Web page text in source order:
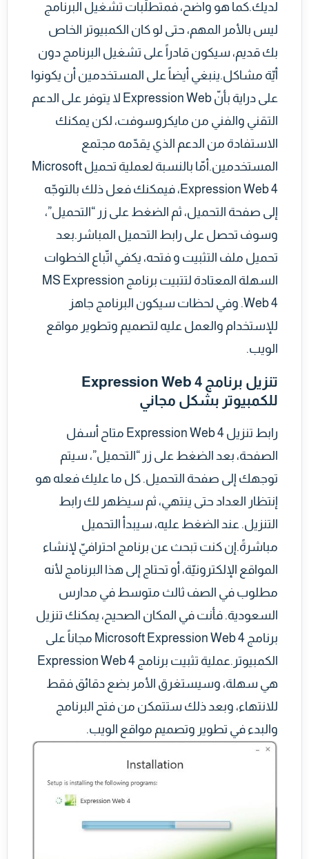
لديك.كما هو واضح، فمتطلّبات تشغيل البرنامج
ليس بالأمر المهم، حتى لو كان الكمبيوتر الخاص
بك قديم، سيكون قادراً على تشغيل البرنامج دون
أيّة مشاكل.ينبغي أيضاً على المستخدمين أن يكونوا
على دراية بأنّ Expression Web لا يتوفر على الدعم
التقني والفني من مايكروسوفت، لكن يمكنك
الاستفادة من الدعم الذي يقدّمه مجتمع
المستخدمين.أمّا بالنسبة لعملية تحميل Microsoft
Expression Web 4، فيمكنك فعل ذلك بالتوجّه
إلى صفحة التحميل، ثم الضغط على زر “التحميل”،
وسوف تحصل على رابط التحميل المباشر.بعد
تحميل ملف التثبيت و فتحه، يكفي اتّباع الخطوات
السهلة المعتادة لتتبيت برنامج MS Expression
Web 4. وفي لحظات سيكون البرنامج جاهز
للإستخدام والعمل عليه لتصميم وتطوير مواقع
الويب.
تنزيل برنامج Expression Web 4
للكمبيوتر بشكل مجاني
رابط تنزيل Expression Web 4 متاح أسفل
الصفحة، بعد الضغط على زر “التحميل”، سيتم
توجهك إلى صفحة التحميل. كل ما عليك فعله هو
إنتظار العداد حتى ينتهي، ثم سيظهر لك رابط
التنزيل. عند الضغط عليه، سيبدأ التحميل
مباشرةً.إن كنت تبحث عن برنامج احترافيّ لإنشاء
المواقع الإلكترونيّة، أو تحتاج إلى هذا البرنامج لأنه
مطلوب في الصف ثالث متوسط في مدارس
السعودية. فأنت في المكان الصحيح، يمكنك تنزيل
برنامج Microsoft Expression Web 4 مجاناً على
الكمبيوتر.عملية تثبيت برنامج Expression Web 4
هي سهلة، وسيستغرق الأمر بضع دقائق فقط
للانتهاء، وبعد ذلك ستتمكن من فتح البرنامج
والبدء في تطوير وتصميم مواقع الويب.